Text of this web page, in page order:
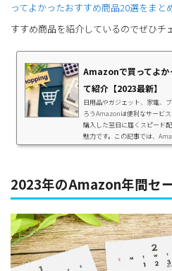
ってよかったおすすめ商品20選をまと
すすめ商品を紹介しているのでぜひチ
Amazonで買ってよか
て紹介【2023最新】
日用品やガジェット、家電、
ろうAmazonは便利なサービ
購入した翌日に届くスピード
魅力です。この記事では、
の買ってよかったものや便利
えますよ。 ポイント12倍
2023年のAmazon年間セ